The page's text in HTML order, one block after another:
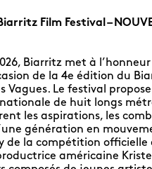
Film Festival –
Biarritz met à
de la 4e édition du
Vagues. Le festival
de huit longs
les aspirations, les
génération en
de la compétition officielle
américaine